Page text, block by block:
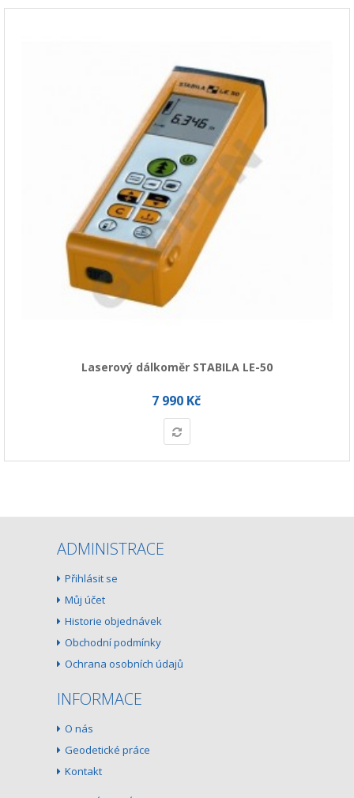
Laserový dálkoměr STABILA LE-50
7 990 Kč
ADMINISTRACE
Přihlásit se
Můj účet
Historie objednávek
Obchodní podmínky
Ochrana osobních údajů
INFORMACE
O nás
Geodetické práce
Kontakt